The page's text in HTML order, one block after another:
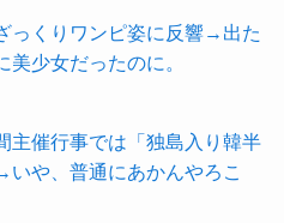
っくりワンピ姿に反響→出た
美少女だったのに。
主催行事では「独島入り韓半
や、普通にあかんやろこ